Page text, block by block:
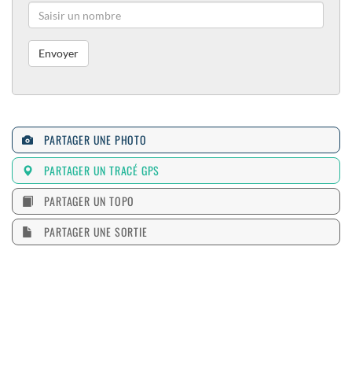
PARTAGER UNE PHOTO
PARTAGER UN TRACÉ GPS
PARTAGER UN TOPO
PARTAGER UNE SORTIE